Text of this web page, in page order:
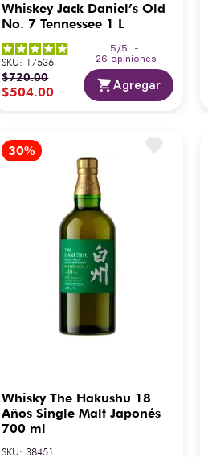
Whiskey Jack Daniel’s Old
No. 7 Tennessee 1 L
5 /5
-
26 opiniones
SKU: 17536
$720.00
$504.00 Agregar
Whisky The Hakushu 18
Años Single Malt Japonés
700 ml
SKU:38451